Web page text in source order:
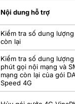
Nội dung hỗ trợ
Kiểm tra số dung lượng
còn lại
Kiểm tra số dung lượng
phút gọi nội mạng và
mạng còn lại của gói
Speed 4G